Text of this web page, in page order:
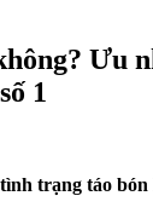
Ưu
1
trạng táo